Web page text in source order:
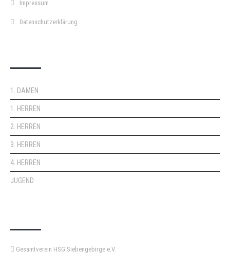
Impressum
Datenschutzerklärung
1. DAMEN
1. HERREN
2. HERREN
3. HERREN
4. HERREN
JUGEND
Gesamtverein HSG Siebengebirge e.V.